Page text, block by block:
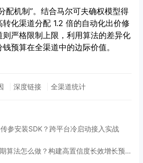
配机制”。结合马尔可夫确权模型得
化渠道分配 1.2 倍的自动化出价修
则严格限制上限，利用算法的差异化
预算在全渠道中的边际价值。
深度链接 全渠道统计
参安装SDK？跨平台冷启动接入实战
么做？构建高置信度长效增长预测模型的高阶实践